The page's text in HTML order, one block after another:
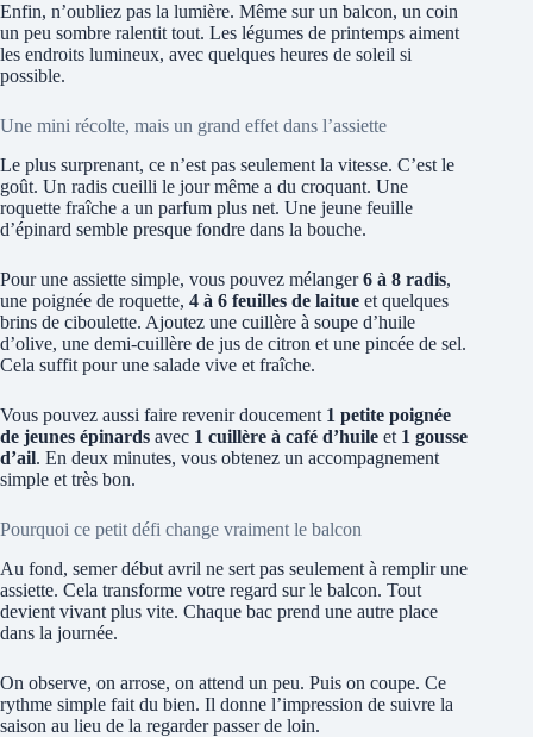
Enfin, n’oubliez pas la lumière. Même sur un balcon, un coin
un peu sombre ralentit tout. Les légumes de printemps aiment
les endroits lumineux, avec quelques heures de soleil si
possible.
Une mini récolte, mais un grand effet dans l’assiette
Le plus surprenant, ce n’est pas seulement la vitesse. C’est le
goût. Un radis cueilli le jour même a du croquant. Une
roquette fraîche a un parfum plus net. Une jeune feuille
d’épinard semble presque fondre dans la bouche.
Pour une assiette simple, vous pouvez mélanger6 à 8 radis,
une poignée de roquette, 4 à 6 feuilles de laitue et quelques
brins de ciboulette. Ajoutez une cuillère à soupe d’huile
d’olive, une demi-cuillère de jus de citron et une pincée de sel.
Cela suffit pour une salade vive et fraîche.
Vous pouvez aussi faire revenir doucement 1 petite poignée
de jeunes épinards avec 1 cuillère à café d’huile et 1 gousse
d’ail. En deux minutes, vous obtenez un accompagnement
simple et très bon.
Pourquoi ce petit défi change vraiment le balcon
Au fond, semer début avril ne sert pas seulement à remplir une
assiette. Cela transforme votre regard sur le balcon. Tout
devient vivant plus vite. Chaque bac prend une autre place
dans la journée.
On observe, on arrose, on attend un peu. Puis on coupe. Ce
rythme simple fait du bien. Il donne l’impression de suivre la
saison au lieu de la regarder passer de loin.